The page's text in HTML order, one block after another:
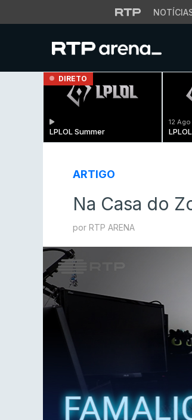
DIRETO
LPLOL Summer
12
ARTIGO
Na Casa do
por RTP ARENA